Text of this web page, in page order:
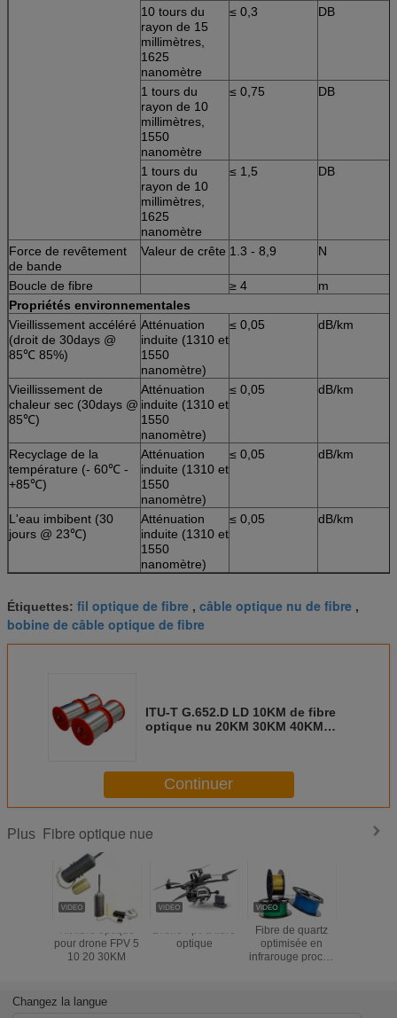
10 tours du
rayon de 15
millimètres,
1625
nanomètre
≤ 0,3 DB
1 tours du
rayon de 10
millimètres,
1550
nanomètre
≤ 0,75 DB
1 tours du
rayon de 10
millimètres,
1625
nanomètre
≤ 1,5 DB
Force de revêtement
de bande
Valeur de crête 1.3 - 8,9 N
Boucle de fibre ≥ 4
m
Propriétés environnementales
Vieillissement accéléré
(droit de 30days @
85℃ 85%)
Atténuation
induite (1310 et
1550
nanomètre)
≤ 0,05 dB/km
Vieillissement de
chaleur sec (30days @
85℃)
Atténuation
induite (1310 et
1550
nanomètre)
≤ 0,05 dB/km
Recyclage de la
température (- 60℃ -
+85℃)
Atténuation
induite (1310 et
1550
nanomètre)
≤ 0,05 dB/km
L'eau imbibent (30
jours @ 23℃)
Atténuation
induite (1310 et
1550
nanomètre)
≤ 0,05 dB/km
Étiquettes: fil optique de fibre , câble optique nu de fibre ,
bobine de câble optique de fibre
ITU-T G.652.D LD 10KM de fibre
optique nu 20KM 30KM 40KM
Continuer
Plus Fibre optique nue
Kit fibre optique
pour drone FPV 5
10 20 30KM
Drone Fpv à fibre
optique
Fibre de quartz
optimisée en
infrarouge proche
Changez la langue